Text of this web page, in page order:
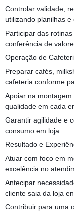
Controlar validade,
utilizando planilhas e
Participar das
conferência de
Operação de
Preparar cafés,
cafeteria conforme
Apoiar na
qualidade em cada
Garantir agilidade e
consumo em loja.
Resultado e
Atuar com foco em
excelência no
Antecipar
cliente saia da loja
Contribuir para uma